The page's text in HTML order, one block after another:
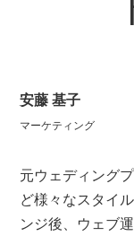
安藤 基子
マーケティング
元ウェディング
ど様々なスタイ
ンジ後、ウェブ